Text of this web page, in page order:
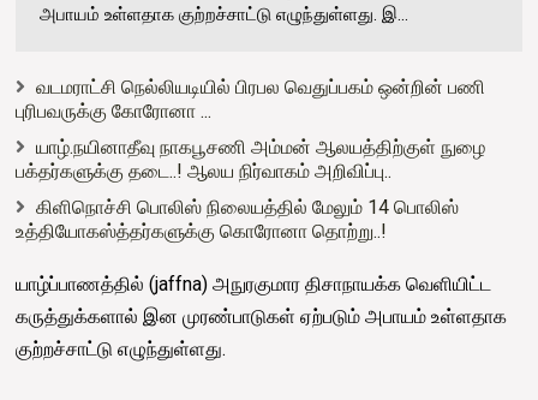
அபாயம் உள்ளதாக குற்றச்சாட்டு எழுந்துள்ளது. இ...
வடமராட்சி நெல்லியடியில் பிரபல வெதுப்பகம் ஒன்றின் பணி
புரிபவருக்கு கோரோனா ...
யாழ்.நயினாதீவு நாகபூசணி அம்மன் ஆலயத்திற்குள் நுழை
பக்தர்களுக்கு தடை..! ஆலய நிர்வாகம் அறிவிப்பு..
கிளிநொச்சி பொலிஸ் நிலையத்தில் மேலும் 14 பொலிஸ்
உத்தியோகஸ்த்தர்களுக்கு கொரோனா தொற்று..!
யாழ்ப்பாணத்தில் (jaffna) அநுரகுமார திசாநாயக்க வெளியிட்ட
கருத்துக்களால் இன முரண்பாடுகள் ஏற்படும் அபாயம் உள்ளதாக
குற்றச்சாட்டு எழுந்துள்ளது.